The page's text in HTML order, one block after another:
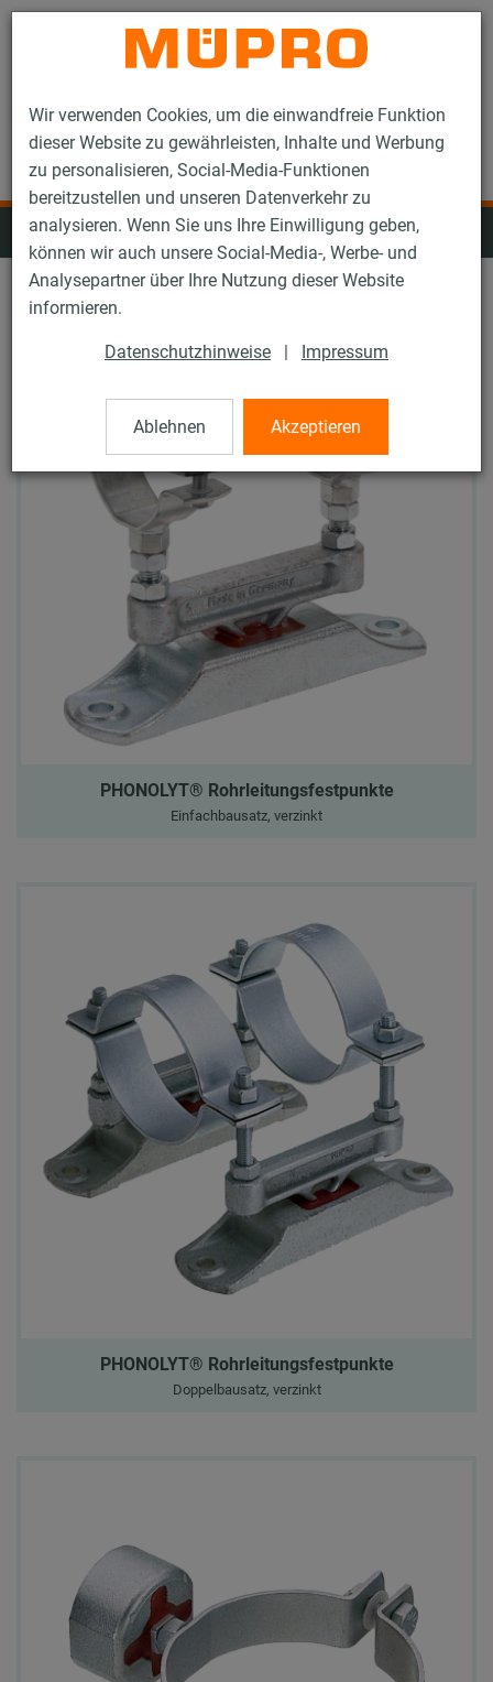
Wir verwenden Cookies, um die einwandfreie Funktion
dieser Website zu gewährleisten, Inhalte und Werbung
zu personalisieren, Social-Media-Funktionen
bereitzustellen und unseren Datenverkehr zu
analysieren. Wenn Sie uns Ihre Einwilligung geben,
können wir auch unsere Social-Media-, Werbe- und
Analysepartner über Ihre Nutzung dieser Website
informieren.
Datenschutzhinweise | Impressum
Ablehnen Akzeptieren
Kontakt
Fest- und Lospunkte
PHONOLYT® Rohrleitungsfestpunkte
Einfachbausatz, verzinkt
PHONOLYT® Rohrleitungsfestpunkte
Doppelbausatz, verzinkt